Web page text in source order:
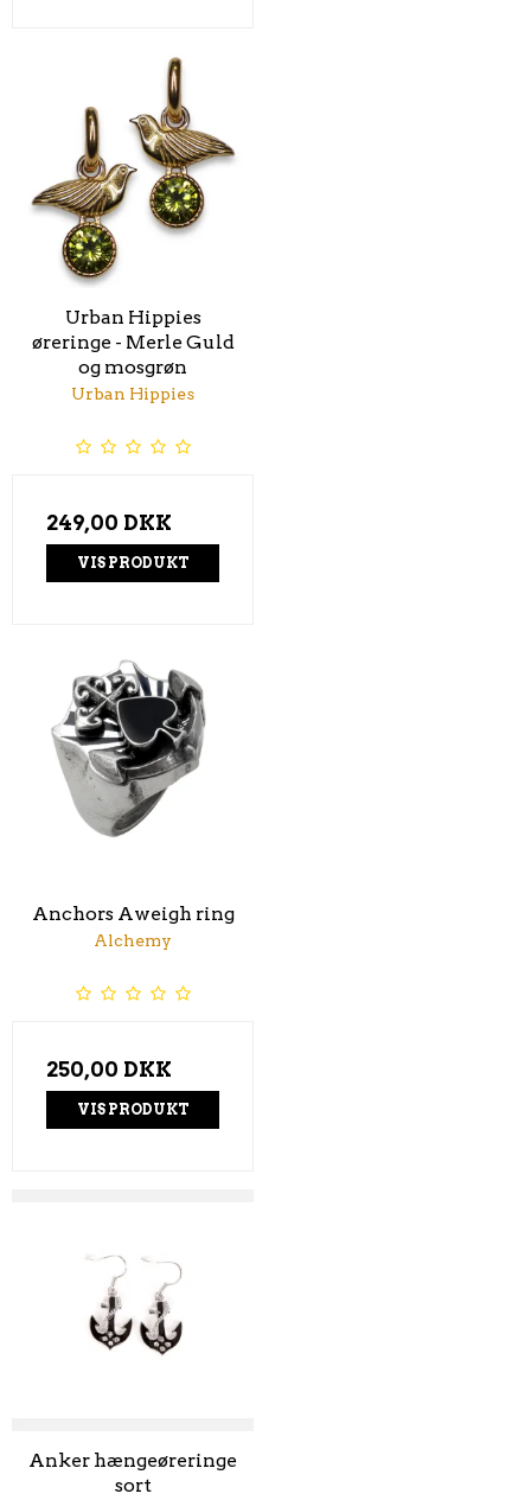
Urban Hippies
øreringe - Merle Guld
og mosgrøn
Urban Hippies
249,00 DKK
VIS PRODUKT
Anchors Aweigh ring
Alchemy
250,00 DKK
VIS PRODUKT
Anker hængeøreringe
sort